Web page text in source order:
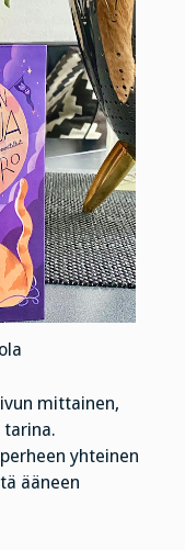
mittainen,
yhteinen
ääneen